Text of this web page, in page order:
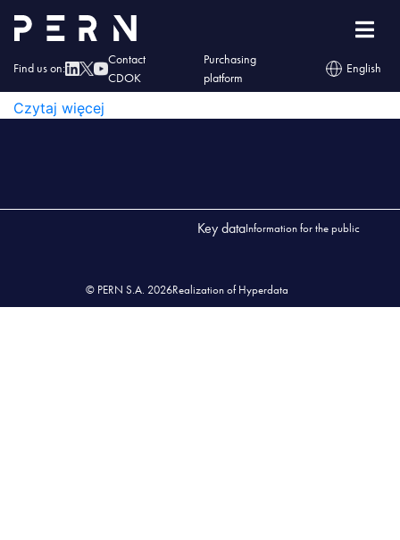
Find us on:
Contact
CDOK
Purchasing
platform
English
wykaz_przedsiębiorstw_01_2025
WYKAZ_PRZEDSIĘBIORSTW_01_2025
WYKAZ_PRZEDSIĘBIORSTW_01_2025
Czytaj więcej
Key dataInformation for the public
© PERN S.A. 2026Realization of Hyperdata